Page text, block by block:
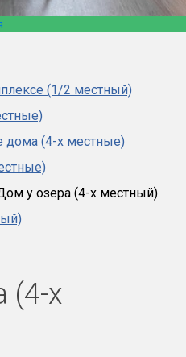
(1/2 местный)
дома (4-х местные)
у озера (4-х местный)
(4-х